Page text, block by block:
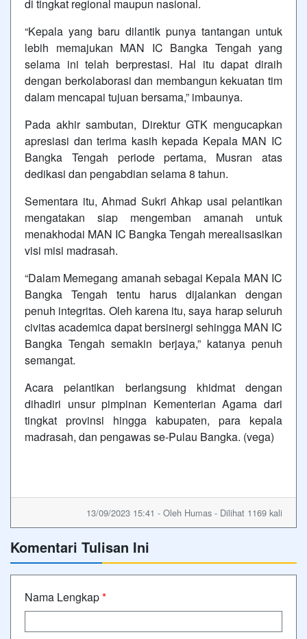
di tingkat regional maupun nasional.
“Kepala yang baru dilantik punya tantangan untuk
lebih memajukan MAN IC Bangka Tengah yang
selama ini telah berprestasi. Hal itu dapat diraih
dengan berkolaborasi dan membangun kekuatan tim
dalam mencapai tujuan bersama,” imbaunya.
Pada akhir sambutan, Direktur GTK mengucapkan
apresiasi dan terima kasih kepada Kepala MAN IC
Bangka Tengah periode pertama, Musran atas
dedikasi dan pengabdian selama 8 tahun.
Sementara itu, Ahmad Sukri Ahkap usai pelantikan
mengatakan siap mengemban amanah untuk
menakhodai MAN IC Bangka Tengah merealisasikan
visi misi madrasah.
“Dalam Memegang amanah sebagai Kepala MAN IC
Bangka Tengah tentu harus dijalankan dengan
penuh integritas. Oleh karena itu, saya harap seluruh
civitas academica dapat bersinergi sehingga MAN IC
Bangka Tengah semakin berjaya,” katanya penuh
semangat.
Acara pelantikan berlangsung khidmat dengan
dihadiri unsur pimpinan Kementerian Agama dari
tingkat provinsi hingga kabupaten, para kepala
madrasah, dan pengawas se-Pulau Bangka. (vega)
13/09/2023 15:41 - Oleh Humas - Dilihat 1169 kali
Komentari Tulisan Ini
Nama Lengkap*